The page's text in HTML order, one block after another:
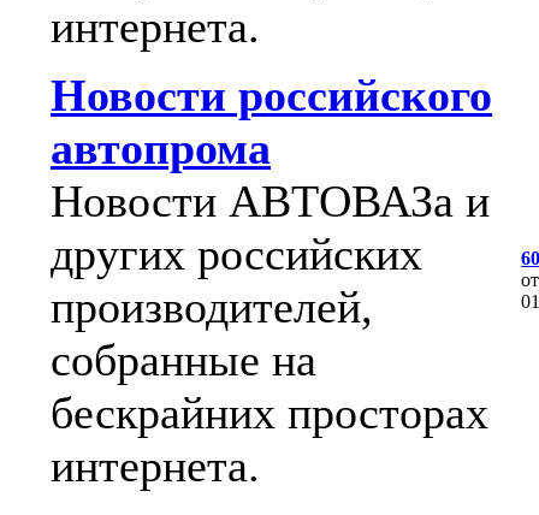
интернета.
Новости российского
автопрома
Новости АВТОВАЗа и
других российских
производителей,
собранные на
бескрайних просторах
интернета.